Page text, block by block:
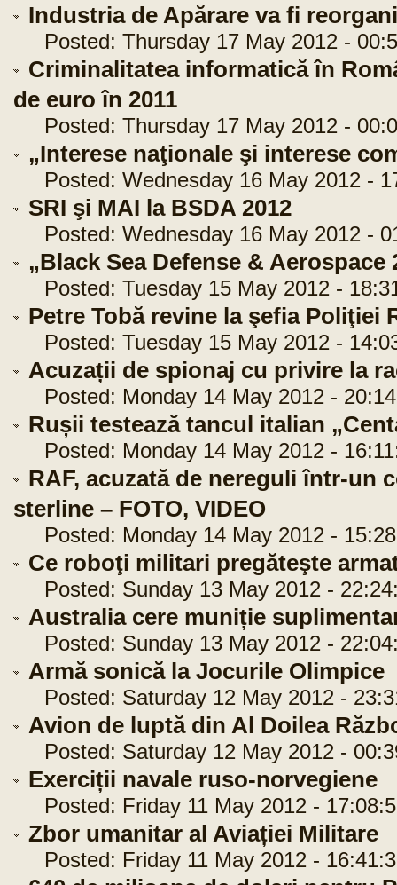
Industria de Apărare va fi
Posted: Thursday 17 May 2012 -
Criminalitatea informatică în
de euro în 2011
Posted: Thursday 17 May 2012 -
„Interese naţionale şi interese
Posted: Wednesday 16 May 2012 -
SRI şi MAI la BSDA 2012
Posted: Wednesday 16 May 2012 -
„Black Sea Defense & Aerospace
Posted: Tuesday 15 May 2012 -
Petre Tobă revine la şefia Poliţiei
Posted: Tuesday 15 May 2012 -
Acuzații de spionaj cu privire la
Posted: Monday 14 May 2012 -
Rușii testează tancul italian
Posted: Monday 14 May 2012 -
RAF, acuzată de nereguli într-un
sterline – FOTO, VIDEO
Posted: Monday 14 May 2012 -
Ce roboţi militari pregăteşte
Posted: Sunday 13 May 2012 -
Australia cere muniție
Posted: Sunday 13 May 2012 -
Armă sonică la Jocurile Olimpice
Posted: Saturday 12 May 2012 -
Avion de luptă din Al Doilea
Posted: Saturday 12 May 2012 -
Exerciții navale ruso-norvegiene
Posted: Friday 11 May 2012 -
Zbor umanitar al Aviației Militare
Posted: Friday 11 May 2012 -